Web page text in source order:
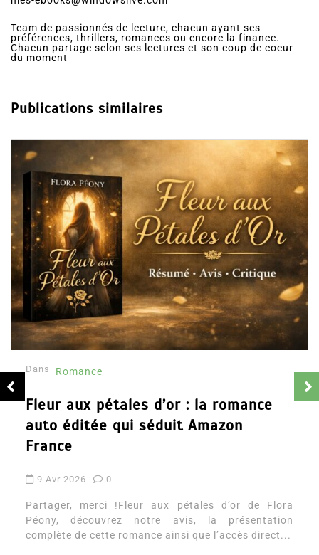
Team de passionnés de lecture, chacun ayant ses
préférences, thrillers, romances ou encore la finance.
Chacun partage selon ses lectures et son coup de coeur
du moment
Publications similaires
la romance
d’or de Flora
la présentation
que l’accès direct...
Dans Romance
Collector Dear You
résumé et avis
Partager, merci !Collector
d’Emily Blaine. Voici le
ainsi que l’accès direct au